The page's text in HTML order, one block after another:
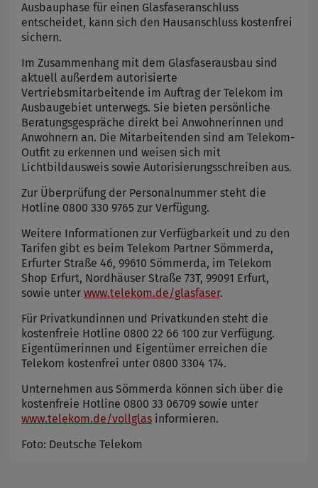
Ausbauphase für einen Glasfaseranschluss
entscheidet, kann sich den Hausanschluss kostenfrei
sichern.
Im Zusammenhang mit dem Glasfaserausbau sind
aktuell außerdem autorisierte
Vertriebsmitarbeitende im Auftrag der Telekom im
Ausbaugebiet unterwegs. Sie bieten persönliche
Beratungsgespräche direkt bei Anwohnerinnen und
Anwohnern an. Die Mitarbeitenden sind am Telekom-
Outfit zu erkennen und weisen sich mit
Lichtbildausweis sowie Autorisierungsschreiben aus.
Zur Überprüfung der Personalnummer steht die
Hotline 0800 330 9765 zur Verfügung.
Weitere Informationen zur Verfügbarkeit und zu den
Tarifen gibt es beim Telekom Partner Sömmerda,
Erfurter Straße 46, 99610 Sömmerda, im Telekom
Shop Erfurt, Nordhäuser Straße 73T, 99091 Erfurt,
sowie unter www.telekom.de/glasfaser.
Für Privatkundinnen und Privatkunden steht die
kostenfreie Hotline 0800 22 66 100 zur Verfügung.
Eigentümerinnen und Eigentümer erreichen die
Telekom kostenfrei unter 0800 3304 174.
Unternehmen aus Sömmerda können sich über die
kostenfreie Hotline 0800 33 06709 sowie unter
www.telekom.de/vollglas informieren.
Foto: Deutsche Telekom